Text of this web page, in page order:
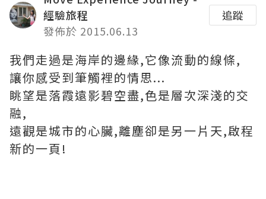
經驗旅程
發佈於 2015.06.13
追蹤
我們走過是海岸的邊緣,它像流動的線條,
讓你感受到筆觸裡的情思...
眺望是落霞遠影碧空盡,色是層次深淺的交
融,
遠觀是城市的心臟,離塵卻是另一片天,啟程
新的一頁!